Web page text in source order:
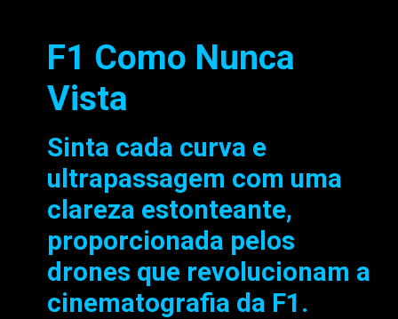
Sinta cada curva e
ultrapassagem com uma
clareza estonteante,
proporcionada pelos
drones que revolucionam a
cinematografia da F1.
F1 Como Nunca
Vista